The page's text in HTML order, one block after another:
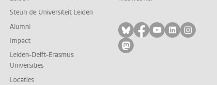
Steun de Universiteit Leiden
Alumni
Impact
Leiden-Delft-Erasmus
Universities
Locaties
Volg ons op bluesky
Volg ons op
Volg ons op
Volg ons
Volg
Volg ons op mastodon